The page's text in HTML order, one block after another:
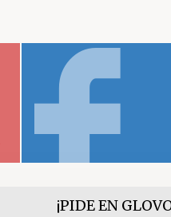
¡PIDE EN